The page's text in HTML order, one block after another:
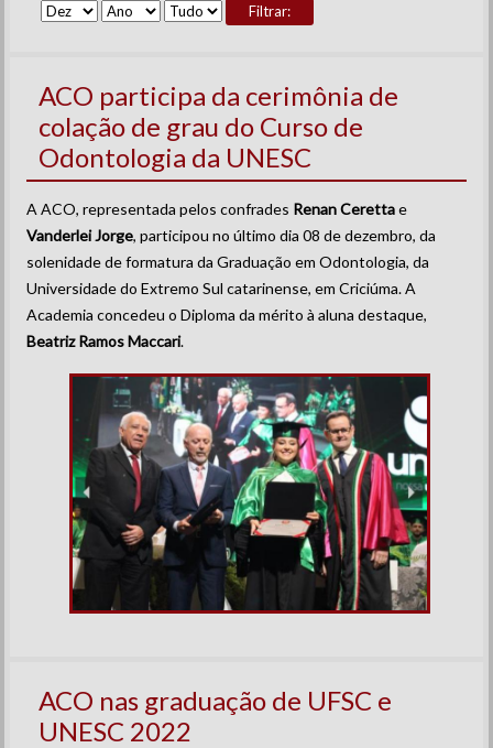
Filtrar:
ACO participa da cerimônia de
colação de grau do Curso de
Odontologia da UNESC
A ACO, representada pelos confrades Renan Cerettae
Vanderlei Jorge, participou no último dia 08 de dezembro, da
solenidade de formatura da Graduação em Odontologia, da
Universidade do Extremo Sul catarinense, em Criciúma. A
Academia concedeu o Diploma da mérito à aluna destaque,
Beatriz Ramos Maccari.
ACO nas graduação de UFSC e
UNESC 2022